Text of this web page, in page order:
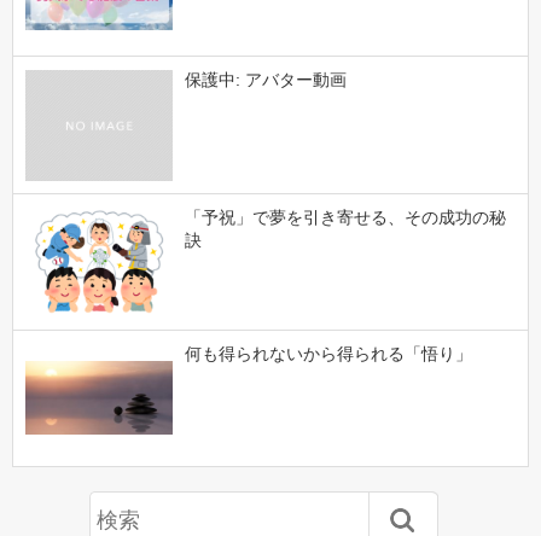
保護中: アバター動画
「予祝」で夢を引き寄せる、その成功の秘
訣
何も得られないから得られる「悟り」